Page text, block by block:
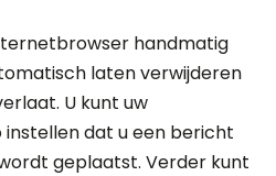
handmatig
laten verwijderen
U kunt uw
dat u een bericht
geplaatst. Verder kunt